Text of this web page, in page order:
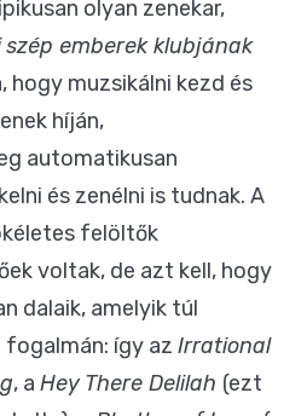
olyan zenekar,
szép emberek klubjának
hogy muzsikálni kezd és
híján,
automatikusan
és zenélni is tudnak. A
felöltők
voltak, de azt kell, hogy
dalaik, amelyik túl
így az Irrational
, a Hey There Delilah (ezt